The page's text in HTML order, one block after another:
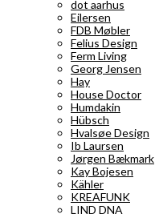
dot aarhus
Eilersen
FDB Møbler
Felius Design
Ferm Living
Georg Jensen
Hay
House Doctor
Humdakin
Hübsch
Hvalsøe Design
Ib Laursen
Jørgen Bækmark
Kay Bojesen
Kähler
KREAFUNK
LIND DNA